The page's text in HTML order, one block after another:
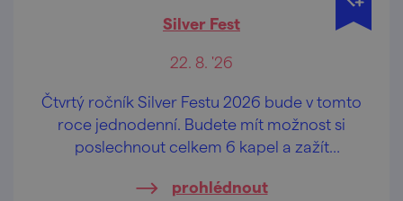
Silver Fest
22. 8. '26
Čtvrtý ročník Silver Festu 2026 bude v tomto
roce jednodenní. Budete mít možnost si
poslechnout celkem 6 kapel a zažít
Boskovicích.
prohlédnout